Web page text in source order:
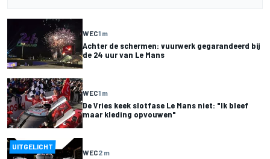
WEC1 m
Achter de schermen: vuurwerk gegarandeerd bij
de 24 uur van Le Mans
WEC1 m
De Vries keek slotfase Le Mans niet: "Ik bleef
maar kleding opvouwen"
UITGELICHT
WEC2 m